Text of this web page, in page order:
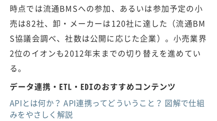
時点では流通BMSへの参加、あるいは参加予定の小
売は82社、卸・メーカーは120社に達した（流通BM
S協議会調べ、社数は公開に応じた企業）。小売業界
2位のイオンも2012年末までの切り替えを進めてい
る。
データ連携・ETL・EDIのおすすめコンテンツ
APIとは何か？ API連携ってどういうこと？ 図解で仕組
みをやさしく解説